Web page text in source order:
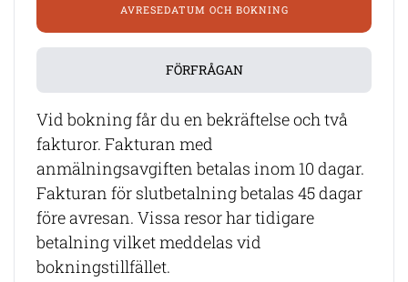
AVRESEDATUM OCH BOKNING
FÖRFRÅGAN
Vid bokning får du en bekräftelse och två
fakturor. Fakturan med
anmälningsavgiften betalas inom 10 dagar.
Fakturan för slutbetalning betalas 45 dagar
före avresan. Vissa resor har tidigare
betalning vilket meddelas vid
bokningstillfället.